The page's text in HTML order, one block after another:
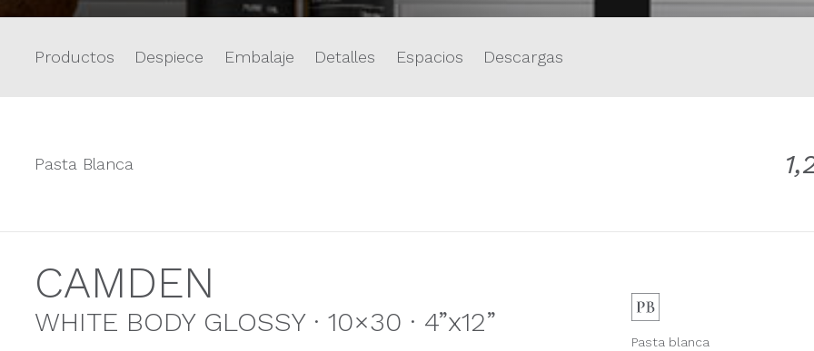
Productos Despiece Embalaje Detalles Espacios Descargas
Pasta Blanca
CAMDEN
WHITE BODY GLOSSY · 10×30 · 4”x12”
Pasta blanca